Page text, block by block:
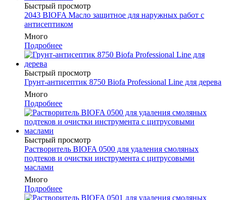
Быстрый просмотр
2043 BIOFA Масло защитное для наружных работ с
антисептиком
Много
Подробнее
Быстрый просмотр
Грунт-антисептик 8750 Biofa Professional Line для дерева
Много
Подробнее
Быстрый просмотр
Растворитель BIOFA 0500 для удаления смоляных
подтеков и очистки инструмента с цитрусовыми
маслами
Много
Подробнее